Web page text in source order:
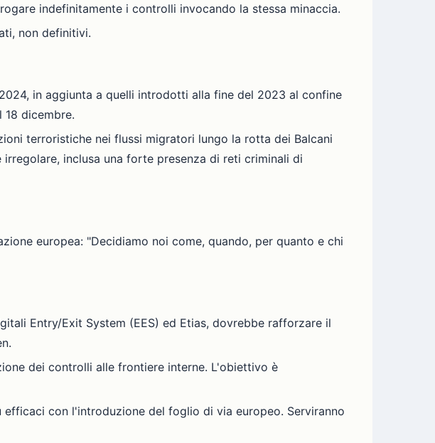
indefinitamente i controlli invocando la stessa minaccia.
non definitivi.
in aggiunta a quelli introdotti alla fine del 2023 al confine
dicembre.
terroristiche nei flussi migratori lungo la rotta dei Balcani
inclusa una forte presenza di reti criminali di
europea: "Decidiamo noi come, quando, per quanto e chi
Entry/Exit System (EES) ed Etias, dovrebbe rafforzare il
dei controlli alle frontiere interne. L'obiettivo è
con l'introduzione del foglio di via europeo. Serviranno